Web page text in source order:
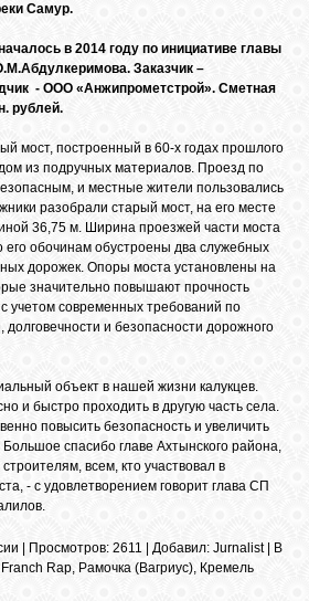
Самур.
в 2014 году по инициативе главы
Заказчик –
- ООО «Анжипрометстрой». Сметная
рублей.
мост, построенный в 60-х годах прошлого
из подручных материалов. Проезд по
и местные жители пользовались
разобрали старый мост, на его месте
36,75 м. Ширина проезжей части моста
его обочинам обустроены два служебных
дорожек. Опоры моста установлены на
значительно повышают прочность
учетом современных требований по
и безопасности дорожного
объект в нашей жизни калукцев.
и быстро проходить в другую часть села.
повысить безопасность и увеличить
спасибо главе Ахтынского района,
всем, кто участвовал в
- с удовлетворением говорит глава СП
Просмотров: 2611 | Добавил: Jurnalist|
В
Franch Rap, Рамочка (Вагриус), Кремель